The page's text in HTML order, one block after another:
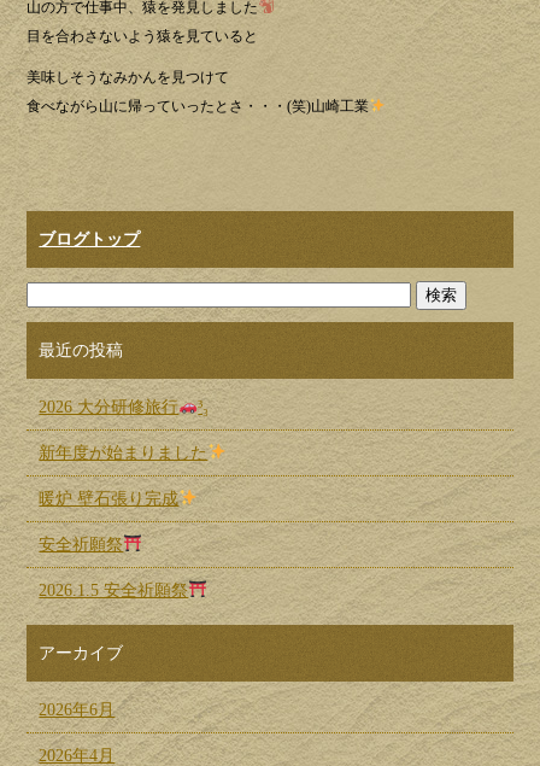
山の方で仕事中、猿を発見しました
目を合わさないよう猿を見ていると
美味しそうなみかんを見つけて
食べながら山に帰っていったとさ・・・(笑)山崎工業
ブログトップ
最近の投稿
2026 大分研修旅行 ³₃
新年度が始まりました
暖炉 壁石張り完成
安全祈願祭
2026.1.5 安全祈願祭
アーカイブ
2026年6月
2026年4月